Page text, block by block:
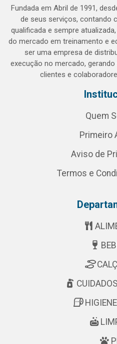
Fundada em Abril de 1991,
de seus serviços, contando
qualificada e sempre
do mercado em treinamento e
ser uma empresa de
execução no mercado,
clientes e
Quem
Primeiro
Aviso de
Termos e